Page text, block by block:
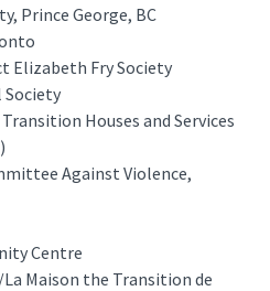
Prince George, BC
Elizabeth Fry Society
Houses and Services
Against Violence,
Centre
Maison the Transition de